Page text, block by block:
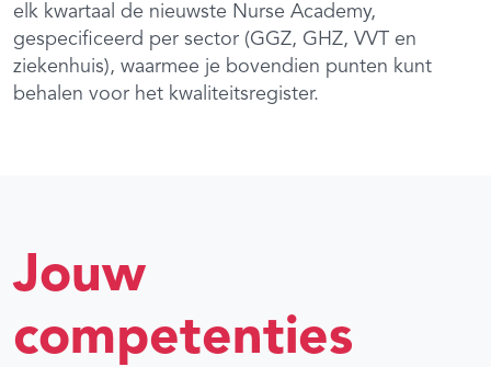
elk kwartaal de nieuwste Nurse Academy,
gespecificeerd per sector (GGZ, GHZ, VVT en
ziekenhuis), waarmee je bovendien punten kunt
behalen voor het kwaliteitsregister.
Jouw
competenties